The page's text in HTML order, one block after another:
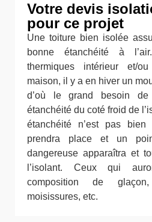
Votre devis
pour ce projet
Une toiture bien isolée
bonne étanchéité à
thermiques intérieur et/
maison, il y a en hiver un
d’où le grand besoin
étanchéité du coté froid de
étanchéité n’est pas bien
prendra place et un
dangereuse apparaîtra et
l’isolant. Ceux qui
composition de
moisissures, etc.